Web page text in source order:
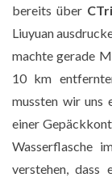
„Happy duck“
bereits über
Liuyuan
machte gerade
10 km
mussten wir uns
einer
Wasserflasche
verstehen, dass